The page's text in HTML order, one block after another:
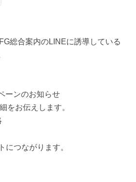
総合案内のLINEに誘導している
ーンのお知らせ
をお伝えします。
につながります。